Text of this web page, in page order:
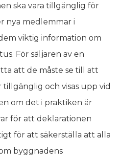
ska vara tillgänglig för
nya medlemmar i
viktig information om
För säljaren av en
att de måste se till att
och visas upp vid
om det i praktiken är
för att deklarationen
för att säkerställa att alla
byggnadens